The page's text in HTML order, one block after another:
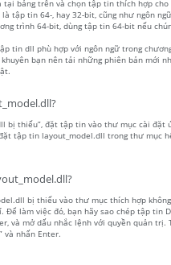
bảng trên và chọn tập tin thích hợp
tập tin 64-, hay 32-bit, cũng như ngôn
trình 64-bit, dùng tập tin 64-bit nếu
tin dll phù hợp với ngôn ngữ trong
bạn nên tải những phiên bản mới
bị thiếu”, đặt tập tin vào thư mục cài đặt
tập tin layout_model.dll trong thư mục
bị thiếu vào thư mục thích hợp
Để làm việc đó, bạn hãy sao chép tập tin
và mở dấu nhắc lệnh với quyền quản trị.
và nhấn Enter.